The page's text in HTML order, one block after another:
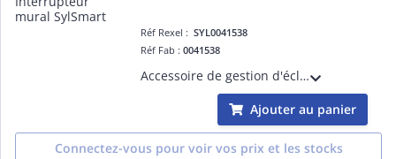
Réf Rexel :SYL0041538
Réf Fab :0041538
Accessoire de gestion d'éclairage pour luminaires équipés de la solution SylSmart - Interrupteur mural SylSmart
Ajouter au panier
Connectez-vous pour voir vos prix et les stocks